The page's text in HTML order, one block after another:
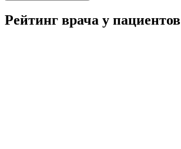
Рейтинг врача у пациентов